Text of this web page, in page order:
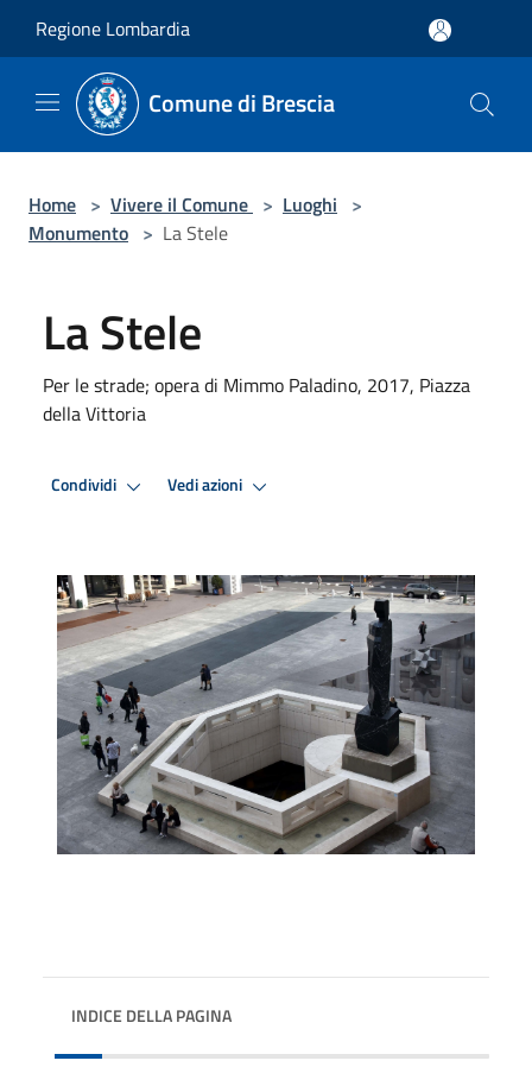
Regione Lombardia
Comune di Brescia
Home > Vivere il Comune > Luoghi >
Monumento > La Stele
La Stele
Per le strade; opera di Mimmo Paladino, 2017, Piazza
della Vittoria
Condividi Vedi azioni
INDICE DELLA PAGINA